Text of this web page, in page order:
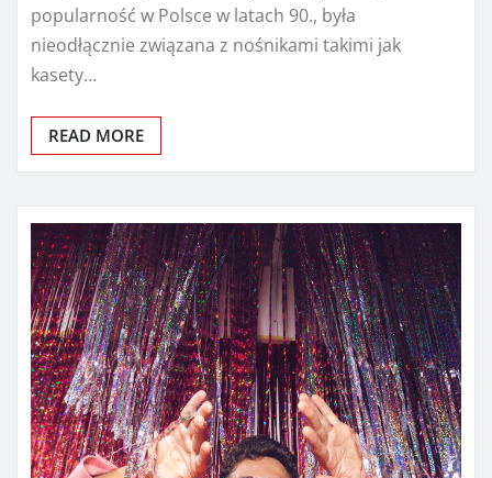
popularność w Polsce w latach 90., była
nieodłącznie związana z nośnikami takimi jak
kasety…
READ MORE